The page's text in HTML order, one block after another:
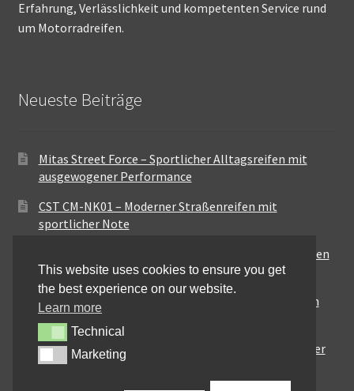
Erfahrung, Verlässlichkeit und kompetenten Service rund
um Motorradreifen.
Neueste Beiträge
Mitas Street Force – Sportlicher Alltagsreifen mit
ausgewogener Performance
CST CM-NK01 – Moderner Straßenreifen mit
sportlicher Note
Maxxis MA-ST3 – Ausgewogener Sport-Touring-Reifen
für vielseitige Einsätze
Pirelli City Demon – Zuverlässigkeit für den urbanen
Alltag
Metzeler Perfect ME77 – Klassische Optik mit solider
Straßenperformance
This website uses cookies to ensure you get
the best experience on our website.
Learn more
TechnicalTechnical
MarketingMarketing